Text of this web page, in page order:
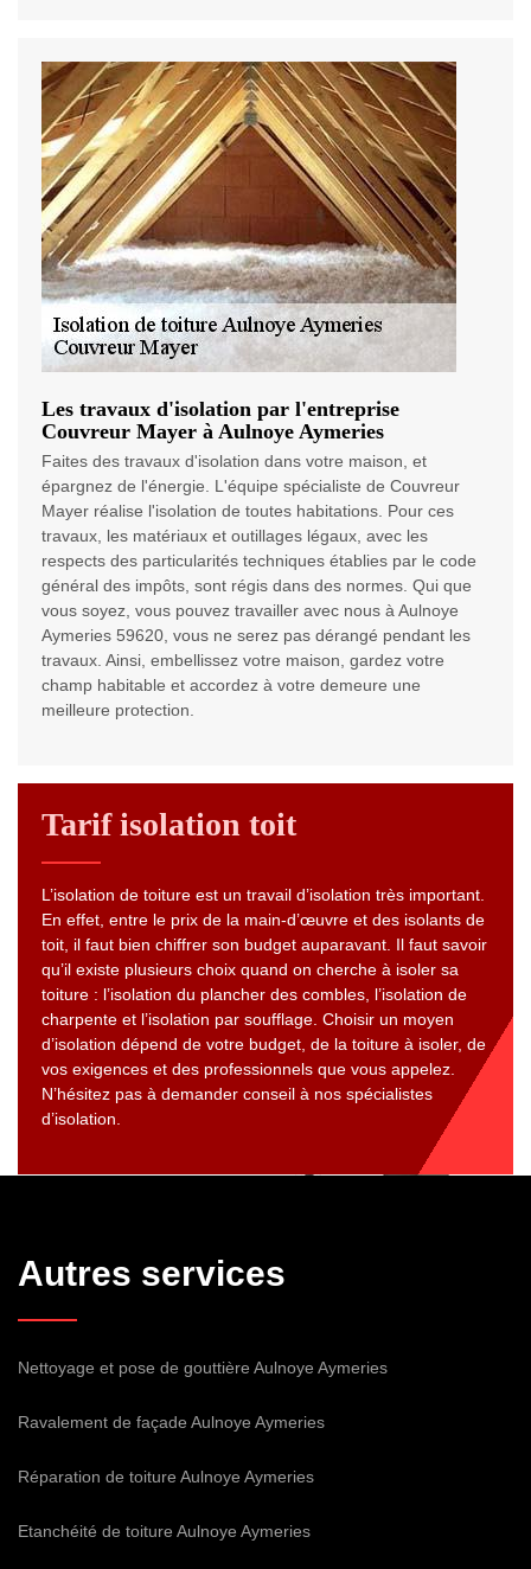
Les travaux d'isolation par l'entreprise
Couvreur Mayer à Aulnoye Aymeries
Faites des travaux d'isolation dans votre maison, et
épargnez de l'énergie. L'équipe spécialiste de Couvreur
Mayer réalise l'isolation de toutes habitations. Pour ces
travaux, les matériaux et outillages légaux, avec les
respects des particularités techniques établies par le code
général des impôts, sont régis dans des normes. Qui que
vous soyez, vous pouvez travailler avec nous à Aulnoye
Aymeries 59620, vous ne serez pas dérangé pendant les
travaux. Ainsi, embellissez votre maison, gardez votre
champ habitable et accordez à votre demeure une
meilleure protection.
Tarif isolation toit
L’isolation de toiture est un travail d’isolation très important.
En effet, entre le prix de la main-d’œuvre et des isolants de
toit, il faut bien chiffrer son budget auparavant. Il faut savoir
qu’il existe plusieurs choix quand on cherche à isoler sa
toiture : l’isolation du plancher des combles, l’isolation de
charpente et l’isolation par soufflage. Choisir un moyen
d’isolation dépend de votre budget, de la toiture à isoler, de
vos exigences et des professionnels que vous appelez.
N’hésitez pas à demander conseil à nos spécialistes
d’isolation.
Autres services
Nettoyage et pose de gouttière Aulnoye Aymeries
Ravalement de façade Aulnoye Aymeries
Réparation de toiture Aulnoye Aymeries
Etanchéité de toiture Aulnoye Aymeries